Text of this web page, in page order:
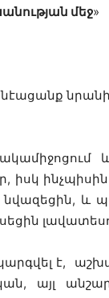
մեջ»
ինչպիսին
և
է,
այլ